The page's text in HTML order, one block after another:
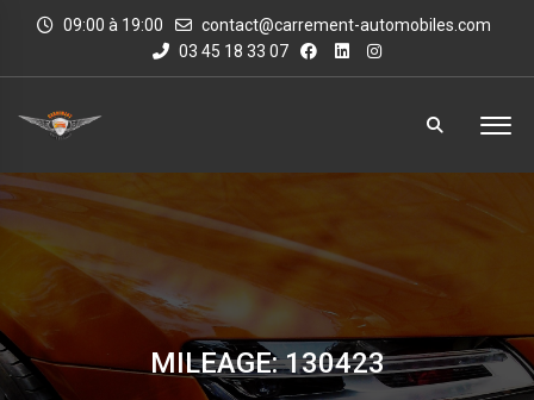
09:00 à 19:00
contact@carrement-automobiles.com
03 45 18 33 07
MILEAGE: 130423